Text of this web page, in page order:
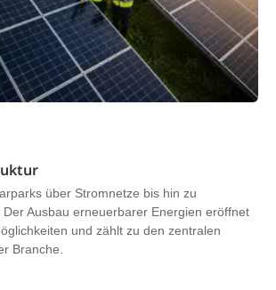
über Stromnetze bis hin zu
Ausbau erneuerbarer Energien eröffnet
und zählt zu den zentralen
Branche.